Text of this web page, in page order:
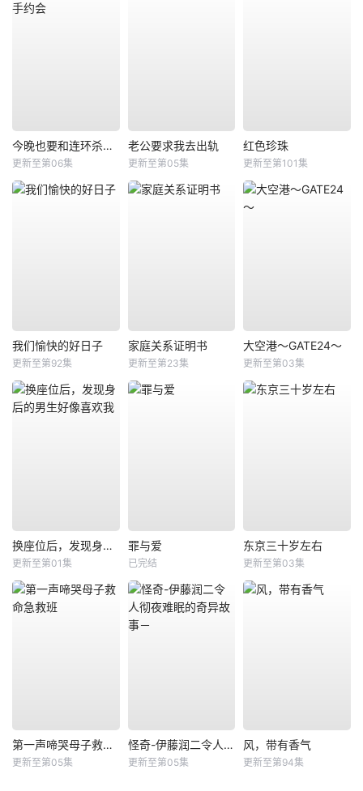
今晚也要和连环杀手约会
更新至第06集
老公要求我去出轨
更新至第05集
红色珍珠
更新至第101集
我们愉快的好日子
更新至第92集
家庭关系证明书
更新至第23集
大空港～GATE24～
更新至第03集
换座位后，发现身后的男生好像喜欢我
更新至第01集
罪与爱
已完结
东京三十岁左右
更新至第03集
第一声啼哭母子救命急救班
更新至第05集
怪奇-伊藤润二令人彻夜难眠的奇异故事－
更新至第05集
风，带有香气
更新至第94集